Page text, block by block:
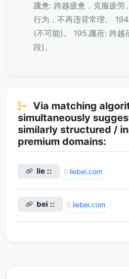
躐惫: 跨越疲惫，克服疲劳
行为，不再违背常理。
(不可能)。 195.躐蓓: 跨越
段)。
Via matching
simultaneously
similarly structured /
premium domains:
lie :: liebei.com
bei :: liebei.com